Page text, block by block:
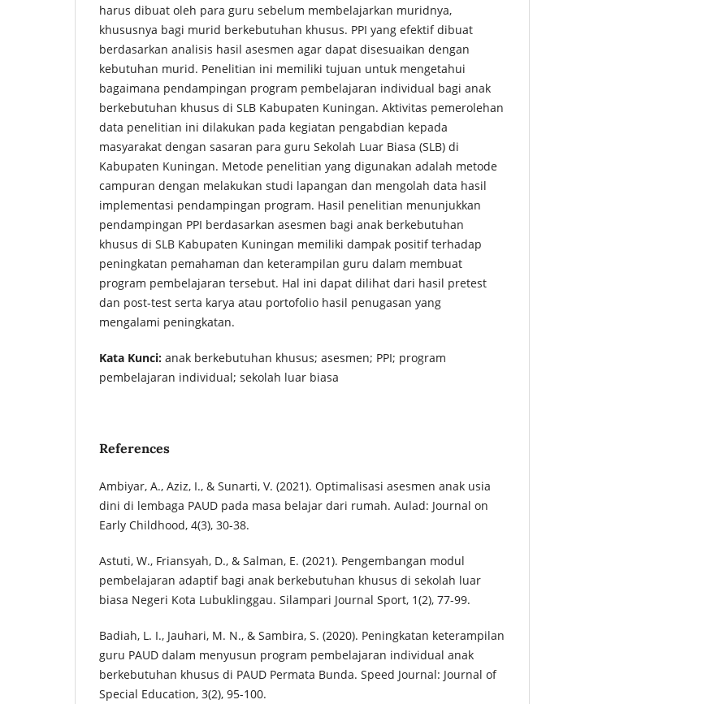
harus dibuat oleh para guru sebelum membelajarkan muridnya,
khususnya bagi murid berkebutuhan khusus. PPI yang efektif dibuat
berdasarkan analisis hasil asesmen agar dapat disesuaikan dengan
kebutuhan murid. Penelitian ini memiliki tujuan untuk mengetahui
bagaimana pendampingan program pembelajaran individual bagi anak
berkebutuhan khusus di SLB Kabupaten Kuningan. Aktivitas pemerolehan
data penelitian ini dilakukan pada kegiatan pengabdian kepada
masyarakat dengan sasaran para guru Sekolah Luar Biasa (SLB) di
Kabupaten Kuningan. Metode penelitian yang digunakan adalah metode
campuran dengan melakukan studi lapangan dan mengolah data hasil
implementasi pendampingan program. Hasil penelitian menunjukkan
pendampingan PPI berdasarkan asesmen bagi anak berkebutuhan
khusus di SLB Kabupaten Kuningan memiliki dampak positif terhadap
peningkatan pemahaman dan keterampilan guru dalam membuat
program pembelajaran tersebut. Hal ini dapat dilihat dari hasil pretest
dan post-test serta karya atau portofolio hasil penugasan yang
mengalami peningkatan.
Kata Kunci: anak berkebutuhan khusus; asesmen; PPI; program
pembelajaran individual; sekolah luar biasa
References
Ambiyar, A., Aziz, I., & Sunarti, V. (2021). Optimalisasi asesmen anak usia
dini di lembaga PAUD pada masa belajar dari rumah. Aulad: Journal on
Early Childhood, 4(3), 30-38.
Astuti, W., Friansyah, D., & Salman, E. (2021). Pengembangan modul
pembelajaran adaptif bagi anak berkebutuhan khusus di sekolah luar
biasa Negeri Kota Lubuklinggau. Silampari Journal Sport, 1(2), 77-99.
Badiah, L. I., Jauhari, M. N., & Sambira, S. (2020). Peningkatan keterampilan
guru PAUD dalam menyusun program pembelajaran individual anak
berkebutuhan khusus di PAUD Permata Bunda. Speed Journal: Journal of
Special Education, 3(2), 95-100.